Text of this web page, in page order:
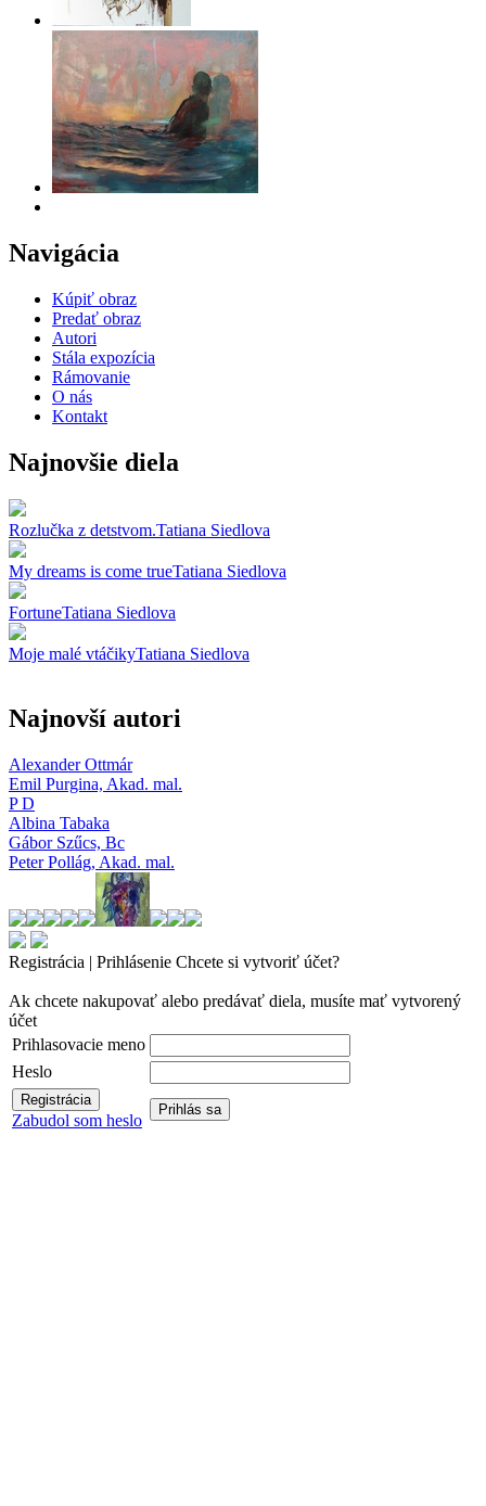
Navigácia
Kúpiť obraz
Predať obraz
Autori
Stála expozícia
Rámovanie
O nás
Kontakt
Najnovšie diela
Rozlučka z detstvom.Tatiana Siedlova
My dreams is come trueTatiana Siedlova
FortuneTatiana Siedlova
Moje malé vtáčikyTatiana Siedlova
Najnovší autori
Alexander Ottmár
Emil Purgina, Akad. mal.
P D
Albina Tabaka
Gábor Szűcs, Bc
Peter Pollág, Akad. mal.
Registrácia | Prihlásenie Chcete si vytvoriť účet?
Ak chcete nakupovať alebo predávať diela, musíte mať vytvorený
účet
Prihlasovacie meno
Heslo
Zabudol som heslo